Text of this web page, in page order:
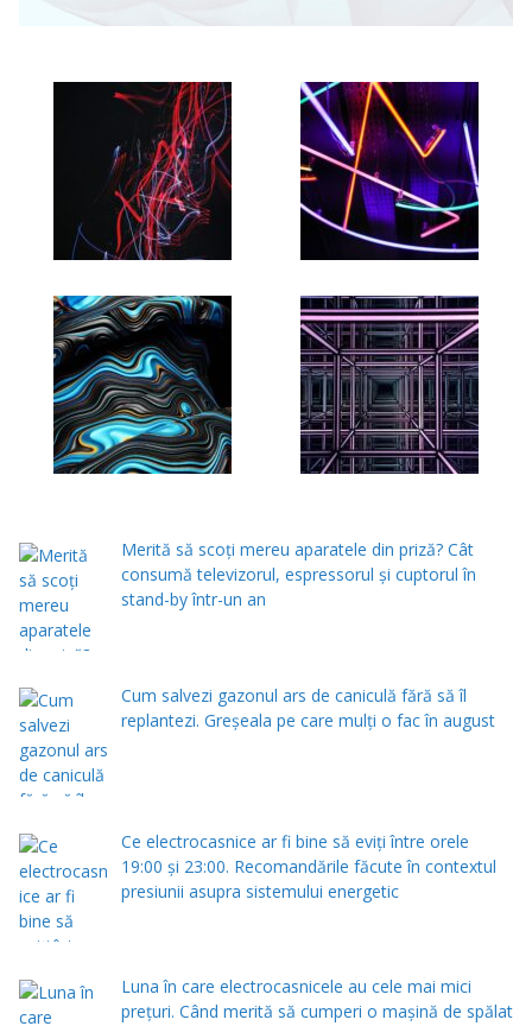
Merită să scoți mereu aparatele din priză? Cât
consumă televizorul, espressorul și cuptorul în
stand-by într-un an
Cum salvezi gazonul ars de caniculă fără să îl
replantezi. Greșeala pe care mulți o fac în august
Ce electrocasnice ar fi bine să eviți între orele
19:00 și 23:00. Recomandările făcute în contextul
presiunii asupra sistemului energetic
Luna în care electrocasnicele au cele mai mici
prețuri. Când merită să cumperi o mașină de spălat